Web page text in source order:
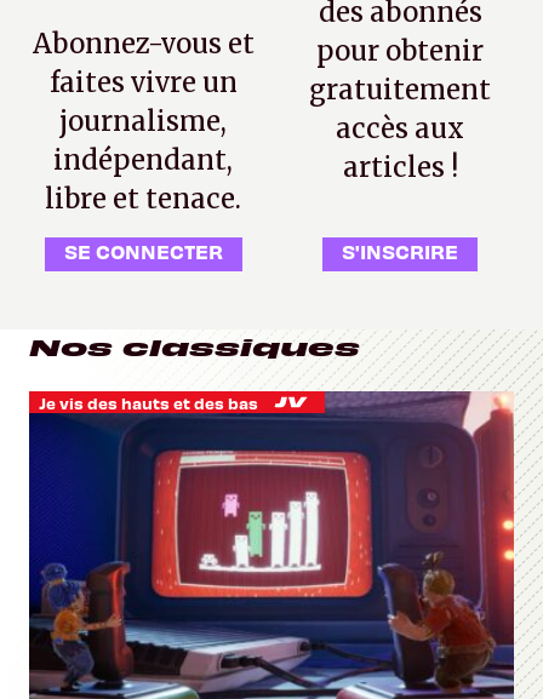
Abonnez-vous et
faites vivre un
journalisme,
indépendant,
libre et tenace.
SE CONNECTER
des abonnés
pour obtenir
gratuitement
accès aux
articles !
S'INSCRIRE
Nos classiques
Je vis des hauts et des bas